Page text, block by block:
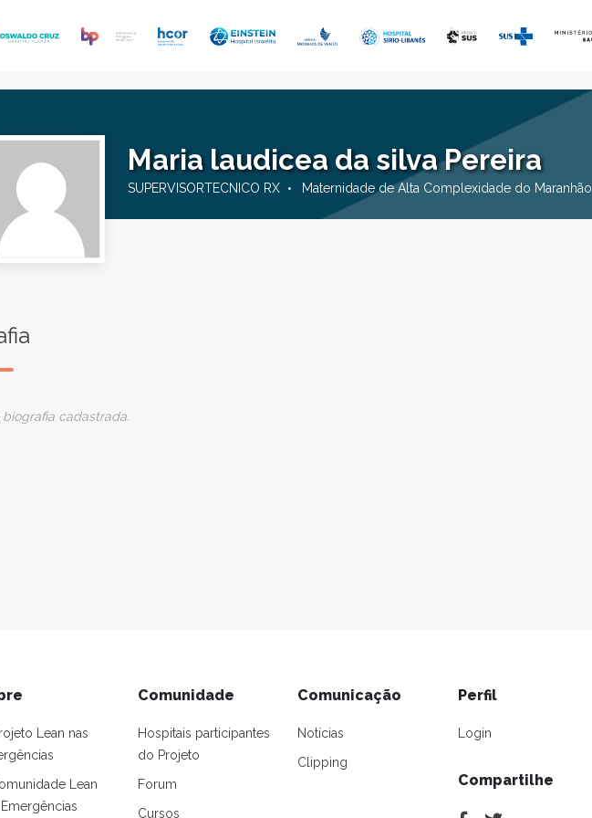
Maria laudicea da silva Pereira
SUPERVISORTECNICO RX Maternidade de Alta Complexidade do Maranhão
cadastrada.
Lean nas
Lean
Comunidade
Hospitais participantes
do Projeto
Forum
Cursos
Comunicação
Notícias
Clipping
Perfil
Login
Compartilhe